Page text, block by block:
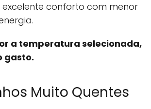
conforto com menor
a temperatura selecionada,
gasto.
Muito Quentes